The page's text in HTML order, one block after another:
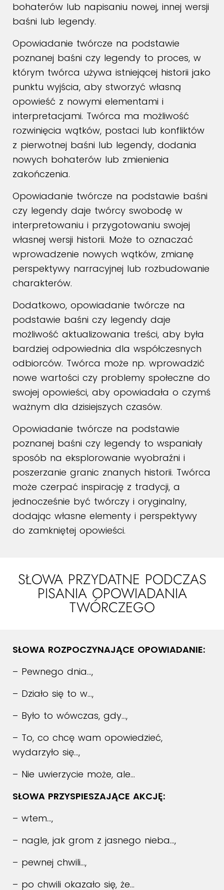
bohaterów lub napisaniu nowej, innej wersji
baśni lub legendy.
Opowiadanie twórcze na podstawie
poznanej baśni czy legendy to proces, w
którym twórca używa istniejącej historii jako
punktu wyjścia, aby stworzyć własną
opowieść z nowymi elementami i
interpretacjami. Twórca ma możliwość
rozwinięcia wątków, postaci lub konfliktów
z pierwotnej baśni lub legendy, dodania
nowych bohaterów lub zmienienia
zakończenia.
Opowiadanie twórcze na podstawie baśni
czy legendy daje twórcy swobodę w
interpretowaniu i przygotowaniu swojej
własnej wersji historii. Może to oznaczać
wprowadzenie nowych wątków, zmianę
perspektywy narracyjnej lub rozbudowanie
charakterów.
Dodatkowo, opowiadanie twórcze na
podstawie baśni czy legendy daje
możliwość aktualizowania treści, aby była
bardziej odpowiednia dla współczesnych
odbiorców. Twórca może np. wprowadzić
nowe wartości czy problemy społeczne do
swojej opowieści, aby opowiadała o czymś
ważnym dla dzisiejszych czasów.
Opowiadanie twórcze na podstawie
poznanej baśni czy legendy to wspaniały
sposób na eksplorowanie wyobraźni i
poszerzanie granic znanych historii. Twórca
może czerpać inspirację z tradycji, a
jednocześnie być twórczy i oryginalny,
dodając własne elementy i perspektywy
do zamkniętej opowieści.
SŁOWA PRZYDATNE PODCZAS
PISANIA OPOWIADANIA
TWÓRCZEGO
SŁOWA ROZPOCZYNAJĄCE OPOWIADANIE:
– Pewnego dnia…,
– Działo się to w…,
– Było to wówczas, gdy…,
– To, co chcę wam opowiedzieć,
wydarzyło się…,
– Nie uwierzycie może, ale…
SŁOWA PRZYSPIESZAJĄCE AKCJĘ:
– wtem…,
– nagle, jak grom z jasnego nieba…,
– pewnej chwili…,
– po chwili okazało się, że…